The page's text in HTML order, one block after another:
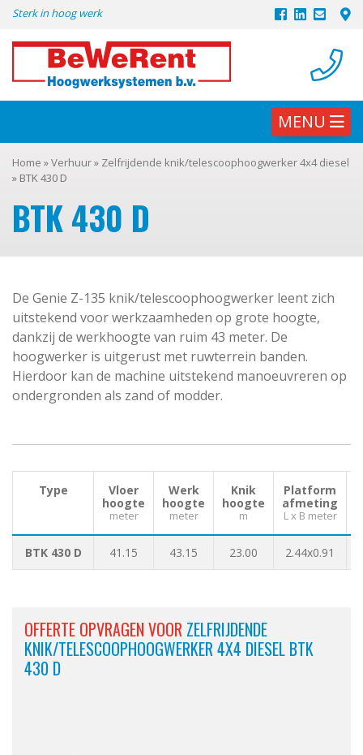
Skip
content
Sterk in hoog werk
MENU
Home »Verhuur» Zelfrijdende knik/telescoophoogwerker 4x4 diesel
» BTK 430 D
BTK 430 D
De Genie Z-135 knik/telescoophoogwerker leent zich
uitstekend voor werkzaamheden op grote hoogte,
dankzij de werkhoogte van ruim 43 meter. De
hoogwerker is uitgerust met ruwterrein banden.
Hierdoor kan de machine uitstekend manoeuvreren op
ondergronden als zand of modder.
Type
Vloer
hoogte
meter
Werk
hoogte
meter
Knik
hoogte
m
Platform
afmeting
L x B meter
BTK 430 D 41.15 43.15 23.00 2.44x0.91
OFFERTE OPVRAGEN VOOR ZELFRIJDENDE
KNIK/TELESCOOPHOOGWERKER 4X4 DIESEL BTK
430 D